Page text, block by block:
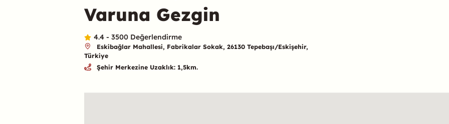
Varuna Gezgin
4.4 - 3500 Değerlendirme
Eskibağlar Mahallesi, Fabrikalar Sokak, 26130 Tepebaşı/Eskişehir,
Türkiye
Şehir Merkezine Uzaklık: 1,5km.